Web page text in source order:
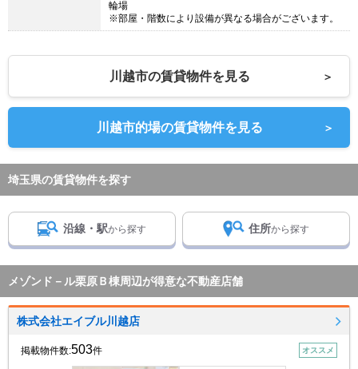
輪場
※部屋・階数により設備が異なる場合がございます。
川越市の賃貸物件を見る ＞
川越市的場の賃貸物件を見る ＞
埼玉県の賃貸物件を探す
沿線・駅から探す 住所から探す
メゾンド－ル栗原Ｂ棟周辺が得意な不動産店舗
株式会社エイブル川越店
掲載物件数:503件 オススメ